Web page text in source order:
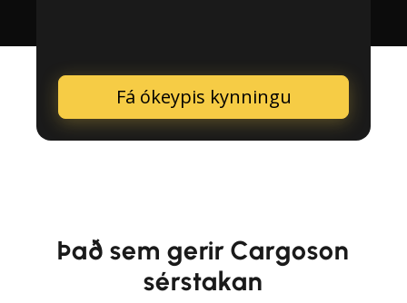
Fá ókeypis kynningu
Það sem gerir Cargoson
sérstakan